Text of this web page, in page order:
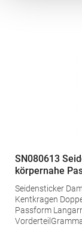
KK242Hersteller:
71 Lower
SN080613
körpernahe
Seidensticker
Kentkragen Doppelknopfmannschette Abnäher für die taillierte
Passform Langarm Schwarze Rose Stick auf dem